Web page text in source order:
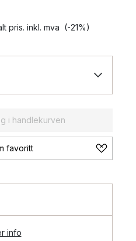
pris. inkl. mva (-21%)
i handlekurven
favoritt
info